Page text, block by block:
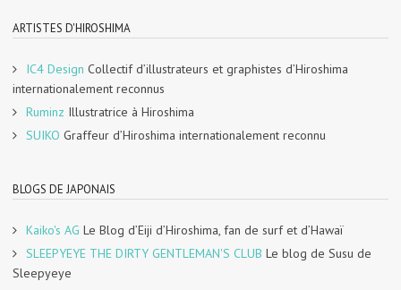
ARTISTES D'HIROSHIMA
IC4 Design Collectif d’illustrateurs et graphistes d’Hiroshima
internationalement reconnus
Ruminz Illustratrice à Hiroshima
SUIKO Graffeur d’Hiroshima internationalement reconnu
BLOGS DE JAPONAIS
Kaiko's AG Le Blog d’Eiji d’Hiroshima, fan de surf et d’Hawaï
SLEEPYEYE THE DIRTY GENTLEMAN'S CLUB Le blog de Susu de
Sleepyeye